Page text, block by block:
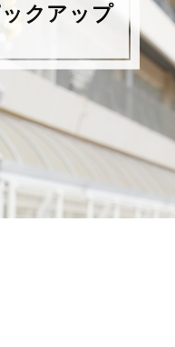
クアップ